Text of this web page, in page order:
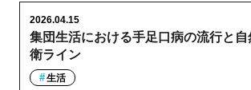
集団生活における手足口病の流行と
衛ライン
2026.04.15
生活